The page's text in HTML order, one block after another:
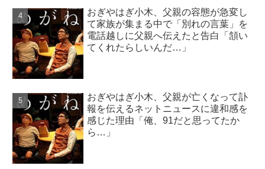
おぎやはぎ小木、父親の容態が急変し
て家族が集まる中で「別れの言葉」を
電話越しに父親へ伝えたと告白「頷い
てくれたらしいんだ…」
おぎやはぎ小木、父親が亡くなって訃
報を伝えるネットニュースに違和感を
感じた理由「俺、91だと思ってたか
ら…」